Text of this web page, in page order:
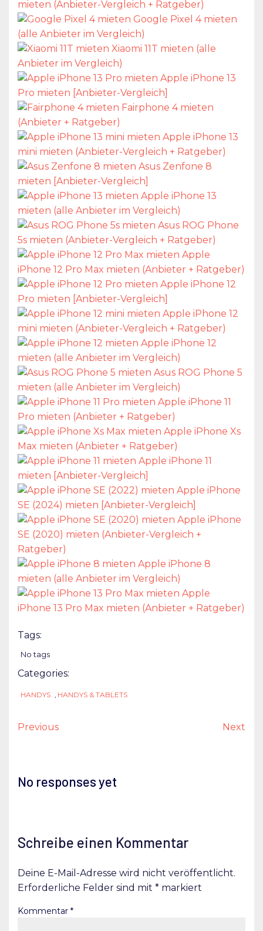
mieten (Anbieter-Vergleich + Ratgeber)
Google Pixel 4 mieten
(alle Anbieter im Vergleich)
Xiaomi 11T mieten (alle
Anbieter im Vergleich)
Apple iPhone 13
Pro mieten [Anbieter-Vergleich]
Fairphone 4 mieten
(Anbieter + Ratgeber)
Apple iPhone 13
mini mieten (Anbieter-Vergleich + Ratgeber)
Asus Zenfone 8
mieten [Anbieter-Vergleich]
Apple iPhone 13
mieten (alle Anbieter im Vergleich)
Asus ROG Phone
5s mieten (Anbieter-Vergleich + Ratgeber)
Apple
iPhone 12 Pro Max mieten (Anbieter + Ratgeber)
Apple iPhone 12
Pro mieten [Anbieter-Vergleich]
Apple iPhone 12
mini mieten (Anbieter-Vergleich + Ratgeber)
Apple iPhone 12
mieten (alle Anbieter im Vergleich)
Asus ROG Phone 5
mieten (alle Anbieter im Vergleich)
Apple iPhone 11
Pro mieten (Anbieter + Ratgeber)
Apple iPhone Xs
Max mieten (Anbieter + Ratgeber)
Apple iPhone 11
mieten [Anbieter-Vergleich]
Apple iPhone
SE (2024) mieten [Anbieter-Vergleich]
Apple iPhone
SE (2020) mieten (Anbieter-Vergleich +
Ratgeber)
Apple iPhone 8
mieten (alle Anbieter im Vergleich)
Apple
iPhone 13 Pro Max mieten (Anbieter + Ratgeber)
Tags:
No tags
Categories:
HANDYS HANDYS & TABLETS
Previous Next
No responses yet
Schreibe einen Kommentar
Deine E-Mail-Adresse wird nicht veröffentlicht.
Erforderliche Felder sind mit * markiert
Kommentar *